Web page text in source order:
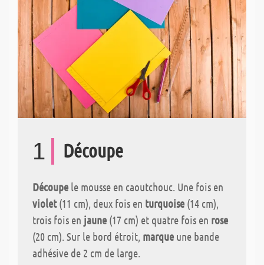
1 Découpe
Découpe le mousse en caoutchouc. Une fois en
violet(11 cm), deux fois en turquoise (14 cm),
trois fois en jaune (17 cm) et quatre fois en rose
(20 cm). Sur le bord étroit, marque une bande
adhésive de 2 cm de large.